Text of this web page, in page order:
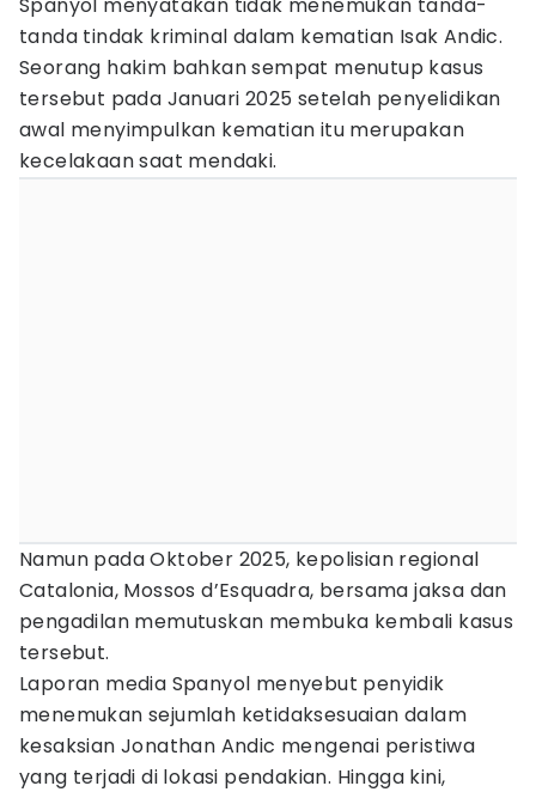
tanda tindak kriminal dalam kematian Isak Andic.
Seorang hakim bahkan sempat menutup kasus
tersebut pada Januari 2025 setelah penyelidikan
awal menyimpulkan kematian itu merupakan
kecelakaan saat mendaki.
Namun pada Oktober 2025, kepolisian regional
Catalonia, Mossos d’Esquadra, bersama jaksa dan
pengadilan memutuskan membuka kembali kasus
tersebut.
Laporan media Spanyol menyebut penyidik
menemukan sejumlah ketidaksesuaian dalam
kesaksian Jonathan Andic mengenai peristiwa
yang terjadi di lokasi pendakian. Hingga kini,